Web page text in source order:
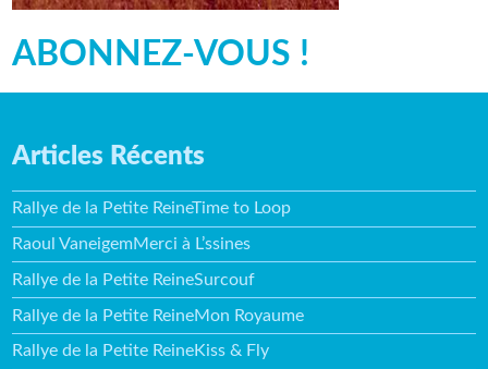
ABONNEZ-VOUS !
Articles Récents
Rallye de la Petite ReineTime to Loop
Raoul VaneigemMerci à L’ssines
Rallye de la Petite ReineSurcouf
Rallye de la Petite ReineMon Royaume
Rallye de la Petite ReineKiss & Fly